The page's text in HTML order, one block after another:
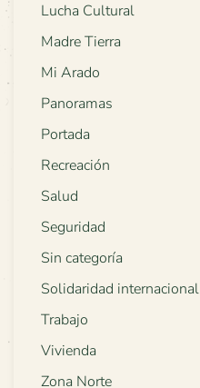
Lucha Cultural
Madre Tierra
Mi Arado
Panoramas
Portada
Recreación
Salud
Seguridad
Sin categoría
Solidaridad internacional
Trabajo
Vivienda
Zona Norte